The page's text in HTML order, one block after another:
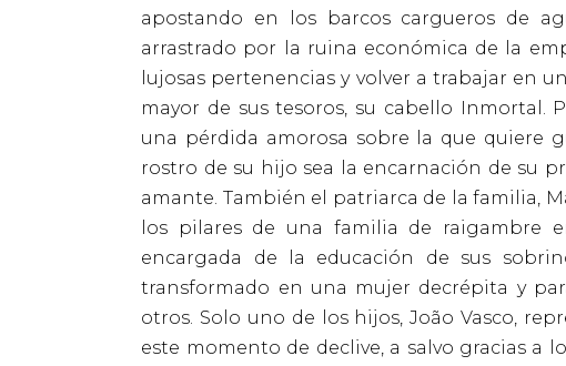
apostando en los barcos cargueros de
arrastrado por la ruina económica de la
lujosas pertenencias y volver a trabajar en
mayor de sus tesoros, su cabello Inmortal.
una pérdida amorosa sobre la que quiere
rostro de su hijo sea la encarnación de su
amante. También el patriarca de la familia,
los pilares de una familia de raigambre
encargada de la educación de sus
transformado en una mujer decrépita y
otros. Solo uno de los hijos, João Vasco,
este momento de declive, a salvo gracias a